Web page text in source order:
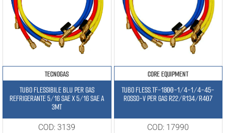
TECNOGAS
TUBO FLESSIBILE BLU PER GAS
REFRIGERANTE 5/16 SAE X 5/16 SAE A
3MT
COD: 3139
CORE EQUIPMENT
TUBO FLESS.TF-1800-1/4-1/4-45-
ROSSO-V PER GAS R22/R134/R407
COD: 17990